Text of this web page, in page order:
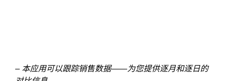
– 本应用可以跟踪销售数据——为您提供逐月和逐日的